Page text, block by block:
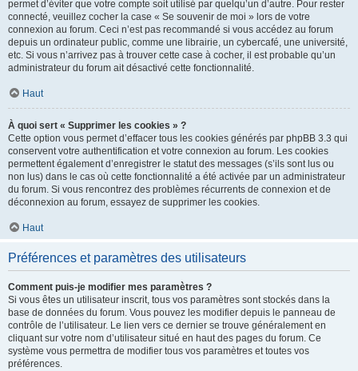
permet d’éviter que votre compte soit utilisé par quelqu’un d’autre. Pour rester
connecté, veuillez cocher la case « Se souvenir de moi » lors de votre
connexion au forum. Ceci n’est pas recommandé si vous accédez au forum
depuis un ordinateur public, comme une librairie, un cybercafé, une université,
etc. Si vous n’arrivez pas à trouver cette case à cocher, il est probable qu’un
administrateur du forum ait désactivé cette fonctionnalité.
Haut
À quoi sert « Supprimer les cookies » ?
Cette option vous permet d’effacer tous les cookies générés par phpBB 3.3 qui
conservent votre authentification et votre connexion au forum. Les cookies
permettent également d’enregistrer le statut des messages (s’ils sont lus ou
non lus) dans le cas où cette fonctionnalité a été activée par un administrateur
du forum. Si vous rencontrez des problèmes récurrents de connexion et de
déconnexion au forum, essayez de supprimer les cookies.
Haut
Préférences et paramètres des utilisateurs
Comment puis-je modifier mes paramètres ?
Si vous êtes un utilisateur inscrit, tous vos paramètres sont stockés dans la
base de données du forum. Vous pouvez les modifier depuis le panneau de
contrôle de l’utilisateur. Le lien vers ce dernier se trouve généralement en
cliquant sur votre nom d’utilisateur situé en haut des pages du forum. Ce
système vous permettra de modifier tous vos paramètres et toutes vos
préférences.